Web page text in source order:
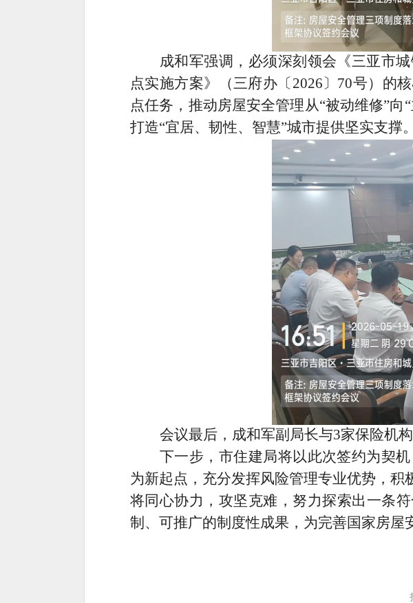
成和军强调，必须深刻领会《三亚市
点实施方案》（三府办〔 2026〕 70号）的
点任务，推动房屋安全管理从“被动维修”向 “
打造“宜居、韧性、智慧”城市提供坚实支撑。
会议最后，成和军副局长与3家保险机
下一步，市住建局将以此次签约为契
为新起点，充分发挥风险管理专业优势，
将同心协力，攻坚克难，努力探索出一条
制、可推广的制度性成果，为完善国家房屋